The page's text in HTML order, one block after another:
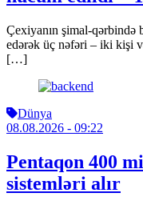
Çexiyanın şimal-qərbində
edərək üç nəfəri – iki kişi
[…]
Dünya
08.08.2026 - 09:22
Pentaqon 400
sistemləri alır